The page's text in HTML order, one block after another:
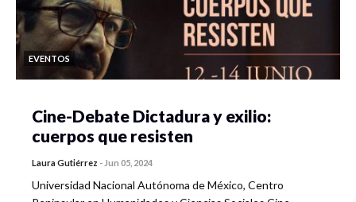
EVENTOS
Cine-Debate Dictadura y exilio:
cuerpos que resisten
Laura Gutiérrez - Jun 05, 2024
Universidad Nacional Autónoma de México, Centro